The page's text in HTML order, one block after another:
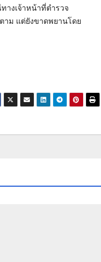
างเจ้าหน้าที่ตำรวจ
าม แต่ยังขาดพยานโดย